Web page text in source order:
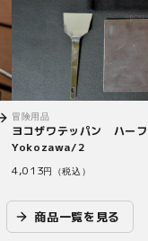
冒険用品
ヨコザワテッパン ハー
Yokozawa/2
4,013円（税込）
商品一覧を見る